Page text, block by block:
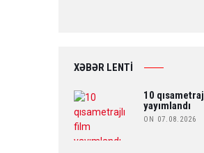
XƏBƏR LENTİ
10
yayımlandı
ON 07.08.2026